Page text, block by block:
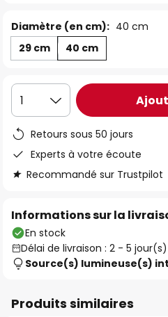
Diamètre (en cm): 40 cm
29 cm
40 cm
1
Retours sous 50 jours
Experts à votre écoute
Recommandé sur Trustpilot
Informations sur la
En stock
Délai de livraison : 2 - 5
Source(s) lumineuse(s)
Produits similaires